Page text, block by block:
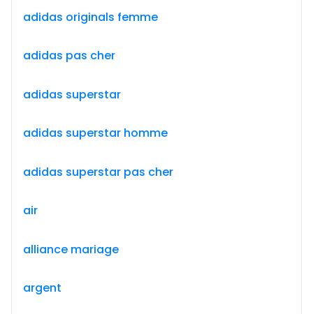
adidas originals femme
adidas pas cher
adidas superstar
adidas superstar homme
adidas superstar pas cher
air
alliance mariage
argent